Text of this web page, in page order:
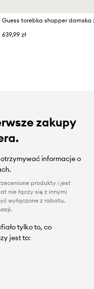
639,99 zł
zakupy
otrzymywać informacje o
produkty i jest
nie łączy się z innymi
wyłączone z rabatu.
.
tylko to, co
jest to: